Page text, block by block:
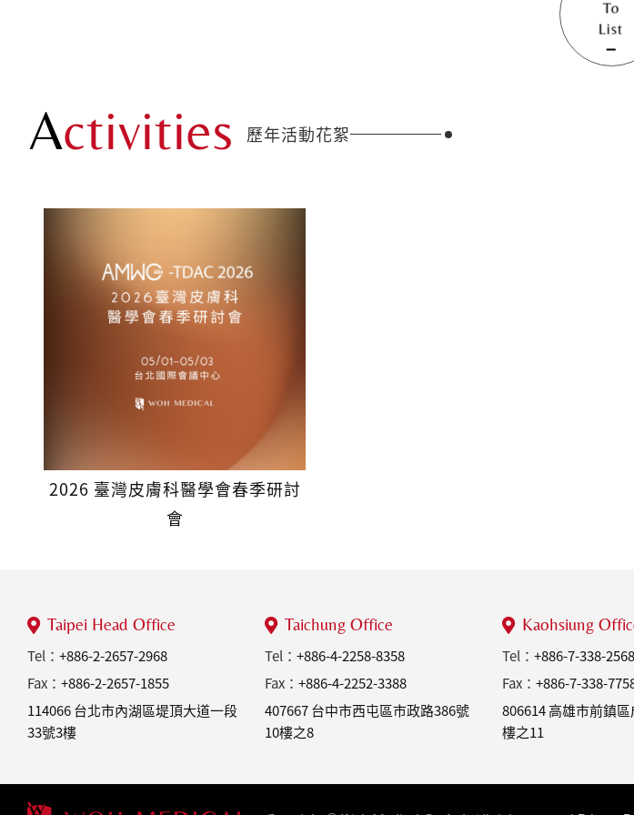
To
List
Activities 歷年活動花絮
2026 臺灣皮膚科醫學會春季研討
會
Taipei Head Office
Tel： +886-2-2657-2968
Fax： +886-2-2657-1855
114066 台北市內湖區堤頂大道一段
33號3樓
Taichung Office
Tel： +886-4-2258-8358
Fax： +886-4-2252-3388
407667 台中市西屯區市政路386號
10樓之8
Kaohsiung
Tel： +886-7-338-2568
Fax： +886-7-338-
806614 高雄市前鎮
樓之11